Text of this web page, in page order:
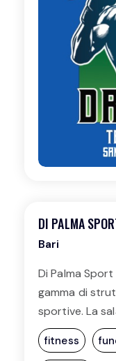
DI PALMA
Bari
Di Palma
gamma di
sportive. La
migliori
cardiofitness.
fitness